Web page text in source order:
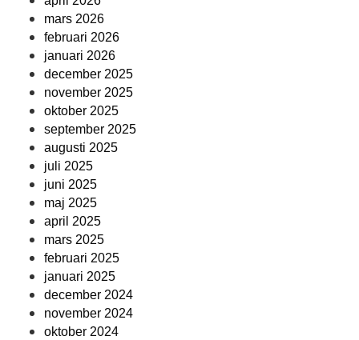
mars 2026
februari 2026
januari 2026
december 2025
november 2025
oktober 2025
september 2025
augusti 2025
juli 2025
juni 2025
maj 2025
april 2025
mars 2025
februari 2025
januari 2025
december 2024
november 2024
oktober 2024